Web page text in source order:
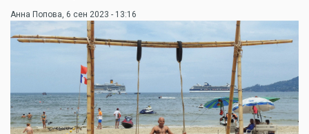
Анна Попова , 6 сен 2023 - 13:16